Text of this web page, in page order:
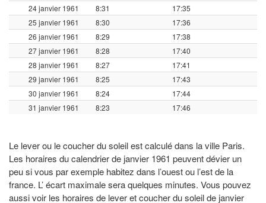
24 janvier 1961
8:31
17:35
25 janvier 1961
8:30
17:36
26 janvier 1961
8:29
17:38
27 janvier 1961
8:28
17:40
28 janvier 1961
8:27
17:41
29 janvier 1961
8:25
17:43
30 janvier 1961
8:24
17:44
31 janvier 1961
8:23 17:46
Le lever ou le coucher du soleil est calculé dans la ville Paris.
Les horaires du calendrier de janvier 1961 peuvent dévier un
peu si vous par exemple habitez dans l’ouest ou l’est de la
france. L’ écart maximale sera quelques minutes. Vous pouvez
aussi voir les horaires de lever et coucher du soleil de janvier